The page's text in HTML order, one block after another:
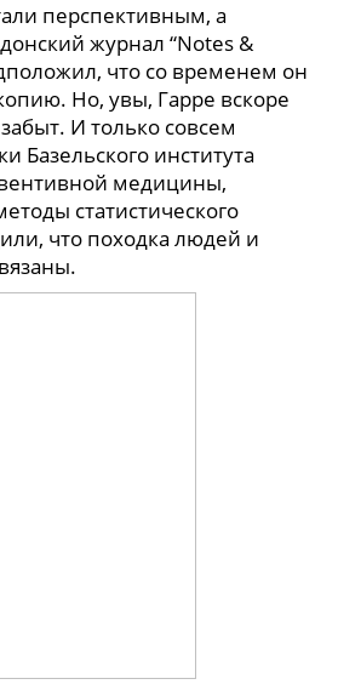
перспективным, а
журнал “Notes &
что со временем он
Но, увы, Гарре вскоре
И только совсем
Базельского института
медицины,
статистического
что походка людей и